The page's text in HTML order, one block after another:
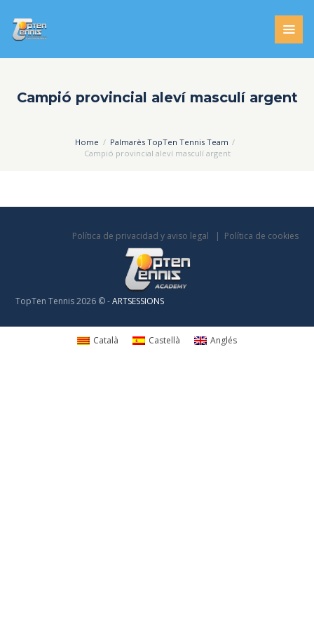
Campió provincial aleví masculí argent
Home
Palmarès TopTen Tennis Team
Campió provincial aleví masculí argent
Política de privacidad y aviso legal Política de cookies
TopTen Tennis 2026 © -ARTSESSIONS
Català Castellà Anglés